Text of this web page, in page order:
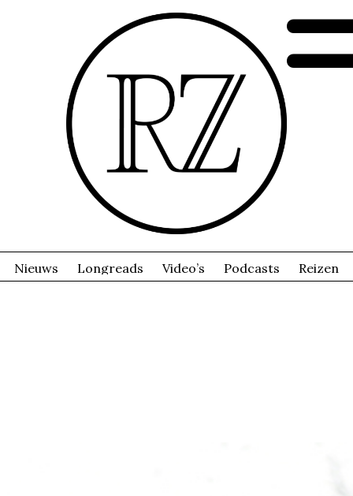
Nieuws Longreads Video’s Podcasts Reizen